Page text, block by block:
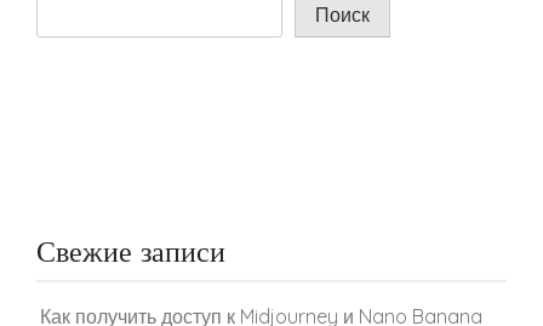
Поиск
Свежие записи
Как получить доступ к Midjourney и Nano Banana